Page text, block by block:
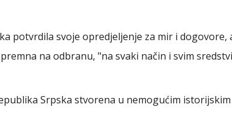
potvrdila svoje opredjeljenje za mir i dogovore,
na odbranu, "na svaki način i svim
Srpska stvorena u nemogućim